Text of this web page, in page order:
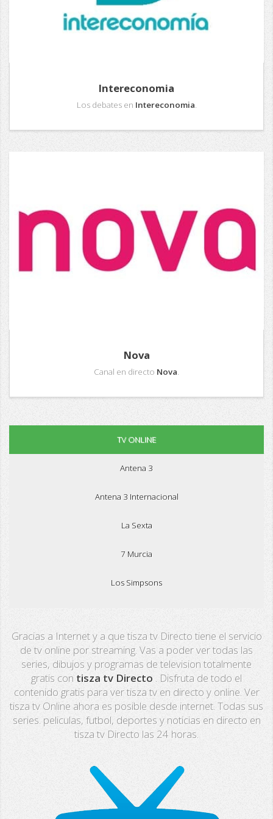
Intereconomia
Los debates en Intereconomia
Nova
Canal en directo Nova
TV ONLINE
Antena 3
Antena 3 Internacional
La Sexta
7 Murcia
Los Simpsons
PX Sports
Mega
Neox
Nova
Extremadura
Gracias a Internet y a que tisza tv Directo tiene el servicio
de tv online por streaming. Vas a poder ver todas las
series, dibujos y programas de television totalmente
gratis con tisza tv Directo . Disfruta de todo el
contenido gratis para ver tisza tv en directo y online. Ver
tisza tv Online ahora es posible desde internet. Todas sus
series. peliculas, futbol, deportes y noticias en directo en
tisza tv Directo las 24 horas.